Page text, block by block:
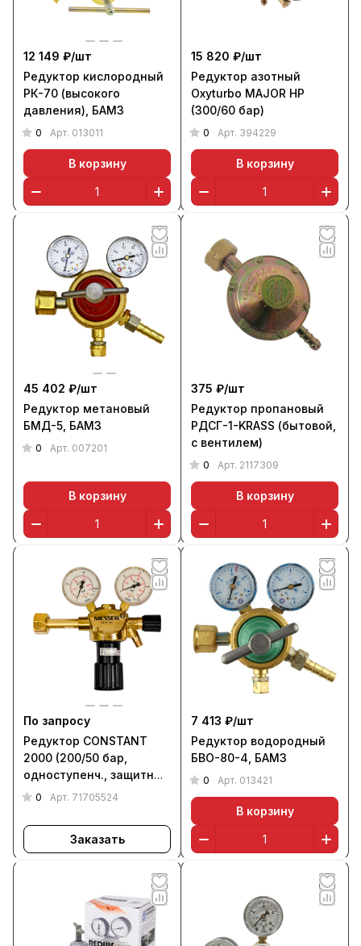
12 149 ₽/шт
Редуктор кислородный
РК-70 (высокого
давления), БАМЗ
0 Арт. 013011
В корзину
15 820 ₽/шт
Редуктор азотный
Oxyturbo MAJOR HP
(300/60 бар)
0 Арт. 394229
В корзину
45 402 ₽/шт
Редуктор метановый
БМД-5, БАМЗ
0 Арт. 007201
В корзину
375 ₽/шт
Редуктор пропановый
РДСГ-1-KRASS (бытовой,
с вентилем)
0 Арт. 2117309
В корзину
По запросу
Редуктор CONSTANT
2000 (200/50 бар,
одноступенч., защитные
газы), MESSER
0 Арт. 71705524
Заказать
7 413 ₽/шт
Редуктор водородный
БВО-80-4, БАМЗ
0 Арт. 013421
В корзину